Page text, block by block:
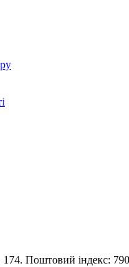
174. Поштовий індекс: